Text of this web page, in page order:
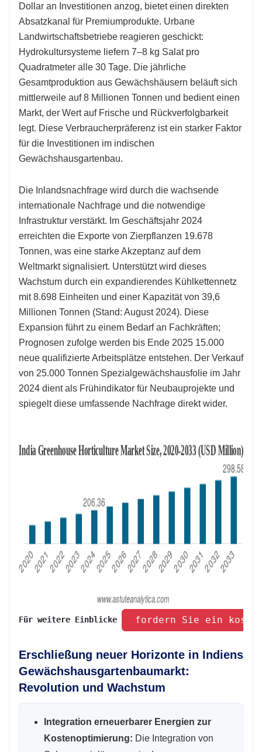
Dollar an Investitionen anzog, bietet einen direkten
Absatzkanal für Premiumprodukte. Urbane
Landwirtschaftsbetriebe reagieren geschickt:
Hydrokultursysteme liefern 7–8 kg Salat pro
Quadratmeter alle 30 Tage. Die jährliche
Gesamtproduktion aus Gewächshäusern beläuft sich
mittlerweile auf 8 Millionen Tonnen und bedient einen
Markt, der Wert auf Frische und Rückverfolgbarkeit
legt. Diese Verbraucherpräferenz ist ein starker Faktor
für die Investitionen im indischen
Gewächshausgartenbau.
Die Inlandsnachfrage wird durch die wachsende
internationale Nachfrage und die notwendige
Infrastruktur verstärkt. Im Geschäftsjahr 2024
erreichten die Exporte von Zierpflanzen 19.678
Tonnen, was eine starke Akzeptanz auf dem
Weltmarkt signalisiert. Unterstützt wird dieses
Wachstum durch ein expandierendes Kühlkettennetz
mit 8.698 Einheiten und einer Kapazität von 39,6
Millionen Tonnen (Stand: August 2024). Diese
Expansion führt zu einem Bedarf an Fachkräften;
Prognosen zufolge werden bis Ende 2025 15.000
neue qualifizierte Arbeitsplätze entstehen. Der Verkauf
von 25.000 Tonnen Spezialgewächshausfolie im Jahr
2024 dient als Frühindikator für Neubauprojekte und
spiegelt diese umfassende Nachfrage direkt wider.
Für weitere Einblicke fordern Sie ein
Erschließung neuer Horizonte in Indiens
Gewächshausgartenbaumarkt:
Revolution und Wachstum
Integration erneuerbarer Energien zur
Kostenoptimierung: Die Integration von